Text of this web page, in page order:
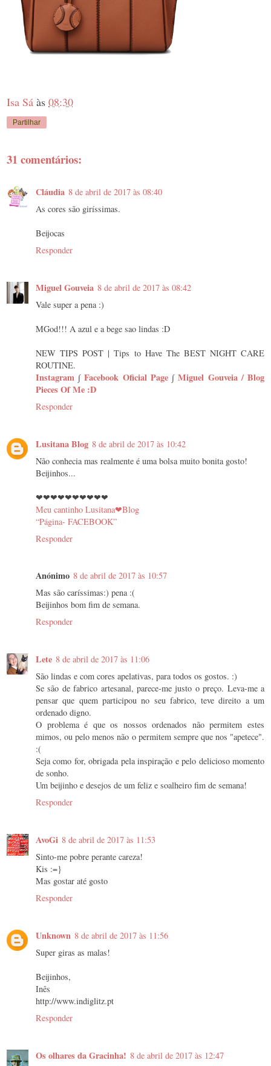
Isa Sá às 08:30
Partilhar
31 comentários:
Cláudia 8 de abril de 2017 às 08:40
As cores são giríssimas.
Beijocas
Responder
Miguel Gouveia 8 de abril de 2017 às 08:42
Vale super a pena :)
MGod!!! A azul e a bege sao lindas :D
NEW TIPS POST | Tips to Have The BEST NIGHT CARE
ROUTINE.
Instagram ∫Facebook Oficial Page∫Miguel Gouveia / Blog
Pieces Of Me :D
Responder
Lusitana Blog 8 de abril de 2017 às 10:42
Não conhecia mas realmente é uma bolsa muito bonita gosto!
Beijinhos...
❤❤❤❤❤❤❤❤❤❤
Meu cantinho Lusitana❤Blog
“Página- FACEBOOK”
Responder
Anónimo 8 de abril de 2017 às 10:57
Mas são caríssimas:) pena :(
Beijinhos bom fim de semana.
Responder
Lete 8 de abril de 2017 às 11:06
São lindas e com cores apelativas, para todos os gostos. :)
Se são de fabrico artesanal, parece-me justo o preço. Leva-me a
pensar que quem participou no seu fabrico, teve direito a um
ordenado digno.
O problema é que os nossos ordenados não permitem estes
mimos, ou pelo menos não o permitem sempre que nos "apetece".
:(
Seja como for, obrigada pela inspiração e pelo delicioso momento
de sonho.
Um beijinho e desejos de um feliz e soalheiro fim de semana!
Responder
AvoGi 8 de abril de 2017 às 11:53
Sinto-me pobre perante careza!
Kis :=}
Mas gostar até gosto
Responder
Unknown 8 de abril de 2017 às 11:56
Super giras as malas!
Beijinhos,
Inês
http://www.indiglitz.pt
Responder
Os olhares da Gracinha! 8 de abril de 2017 às 12:47